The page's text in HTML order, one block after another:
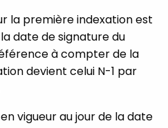
la première indexation est
date de signature du
à compter de la
devient celui N-1 par
vigueur au jour de la date